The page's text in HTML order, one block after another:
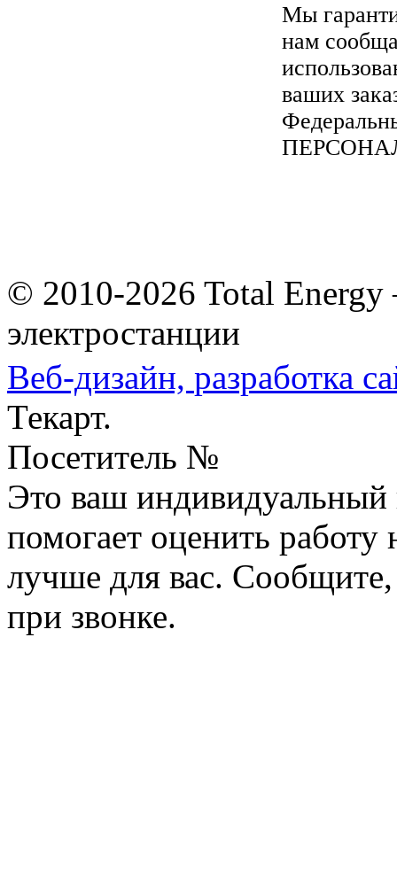
Мы
нам
ваших
© 2010-2026 Total
электростанции
Веб-дизайн, разработка
Текарт.
Посетитель №
Это ваш
помогает оценить работу
лучше для вас.
при звонке.